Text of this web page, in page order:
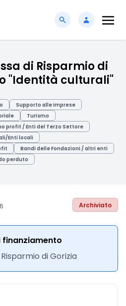
di Risparmio di
"Identità culturali"
Supporto alle imprese
Turismo
profit / Enti del Terzo Settore
Enti locali
Bandi delle Fondazioni / altri enti
perduto
Archiviato
finanziamento
di Gorizia